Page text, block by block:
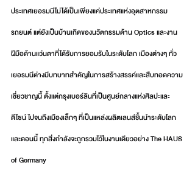
ประเทศเยอรมนีไม่ได้เป็นเพียงแค่ประเทศแห่งอุตสาหกรรม
รถยนต์ แต่ยังเป็นบ้านเกิดของนวัตกรรมด้าน Optics และงาน
ฝีมือด้านแว่นตาที่ได้รับการยอมรับในระดับโลก เมืองต่างๆ ทั่ว
เยอรมนีต่างมีบทบาทสำคัญในการสร้างสรรค์และสืบทอดความ
เชี่ยวชาญนี้ ตั้งแต่กรุงเบอร์ลินที่เป็นศูนย์กลางแห่งศิลปะและ
ดีไซน์ ไปจนถึงเมืองเล็กๆ ที่เป็นแหล่งผลิตเลนส์ชั้นนำระดับโลก
และตอนนี้ ทุกสิ่งกำลังจะถูกรวมไว้ในงานเดียวอย่าง The HAUS
of Germany